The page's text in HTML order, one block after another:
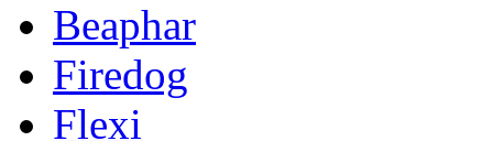
Beaphar
Firedog
Flexi